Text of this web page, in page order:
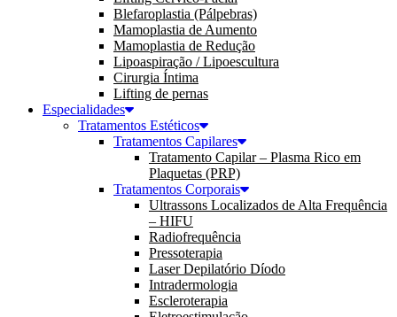
Blefaroplastia (Pálpebras)
Mamoplastia de Aumento
Mamoplastia de Redução
Lipoaspiração / Lipoescultura
Cirurgia Íntima
Lifting de pernas
Especialidades
Tratamentos Estéticos
Tratamentos Capilares
Tratamento Capilar – Plasma Rico em
Plaquetas (PRP)
Tratamentos Corporais
Ultrassons Localizados de Alta Frequência
– HIFU
Radiofrequência
Pressoterapia
Laser Depilatório Díodo
Intradermologia
Escleroterapia